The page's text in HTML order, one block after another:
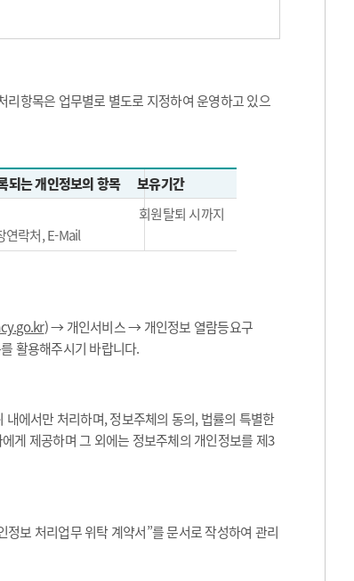
항목은 업무별로 별도로 지정하여 운영하고 있으
되는 개인정보의 항목
보유기간
연락처, E-Mail
회원탈퇴 시까지
) → 개인서비스 → 개인정보 열람등요구
활용해주시기 바랍니다.
에서만 처리하며, 정보주체의 동의, 법률의 특별한
게 제공하며 그 외에는 정보주체의 개인정보를 제3
보 처리업무 위탁 계약서”를 문서로 작성하여 관리